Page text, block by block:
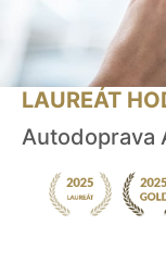
LAUREÁT
Autodoprava